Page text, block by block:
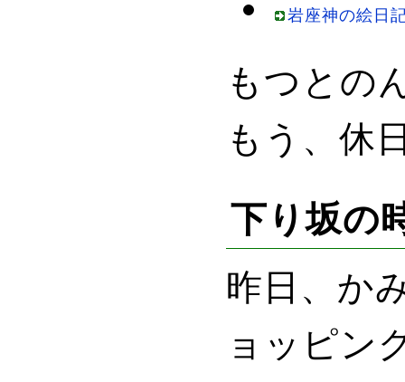
岩座神の絵日
もつとの
もう、休
下り坂の
昨日、か
ョッピン